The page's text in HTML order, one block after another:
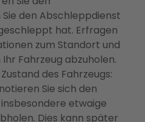
den Abschleppdienst
hat. Erfragen
zum Standort und
Fahrzeug abzuholen.
des Fahrzeugs:
Sie sich den
etwaige
Dies kann später